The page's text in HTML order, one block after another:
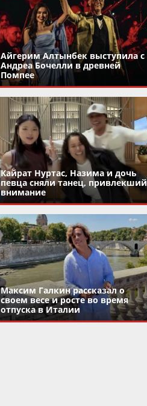
Айгерим Алтынбек выступила с
Андреа Бочелли в древней
Помпее
Кайрат Нуртас, Назима и дочь
певца сняли танец, привлекший
внимание
Максим Галкин рассказал о
своем весе и росте во время
отпуска в Италии